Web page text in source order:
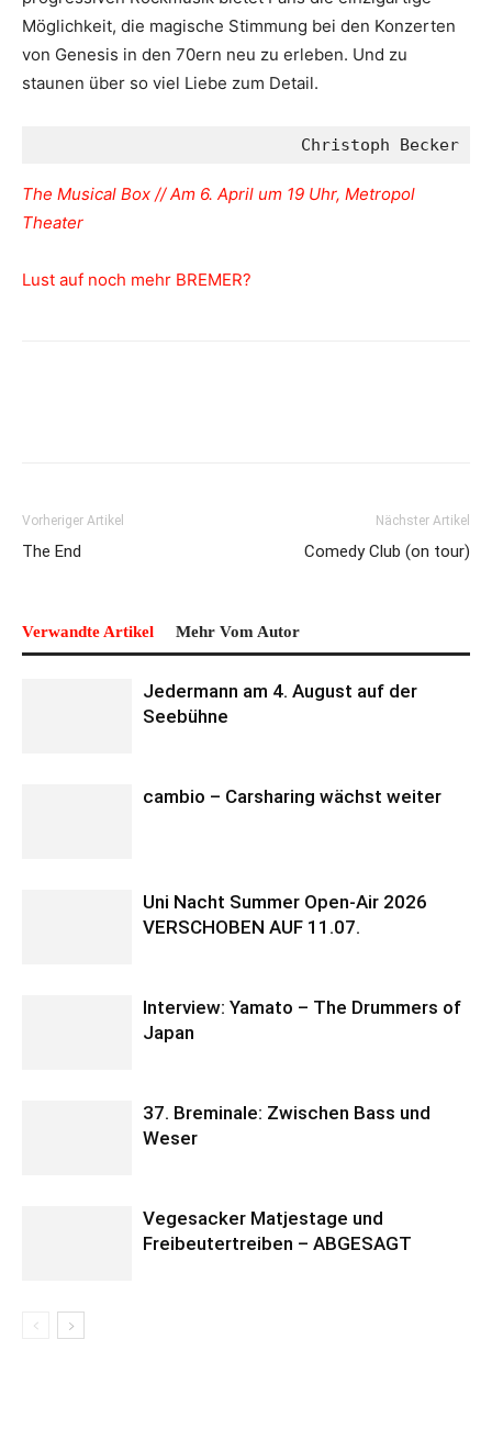
Möglichkeit, die magische Stimmung bei den Konzerten
von Genesis in den 70ern neu zu erleben. Und zu
staunen über so viel Liebe zum Detail.
Christoph Becker
The Musical Box // Am 6. April um 19 Uhr, Metropol
Theater
Lust auf noch mehr BREMER?
Vorheriger Artikel
The End
Nächster Artikel
Comedy Club (on tour)
Verwandte Artikel Mehr Vom Autor
Jedermann am 4. August auf der
Seebühne
cambio – Carsharing wächst weiter
Uni Nacht Summer Open-Air 2026
VERSCHOBEN AUF 11.07.
Interview: Yamato – The Drummers of
Japan
37. Breminale: Zwischen Bass und
Weser
Vegesacker Matjestage und
Freibeutertreiben – ABGESAGT